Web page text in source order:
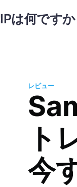
は何ですか
レビュー
ト
今